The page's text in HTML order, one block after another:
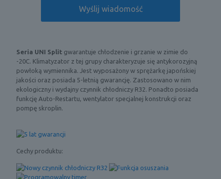
Seria UNI Split gwarantuje chłodzenie i grzanie w zimie do
-20C. Klimatyzator z tej grupy charakteryzuje się antykorozyjną
powłoką wymiennika. Jest wyposażony w sprężarkę japońskiej
jakości oraz posiada 5-letnią gwarancję. Zastosowano w nim
ekologiczny i wydajny czynnik chłodniczy R32. Ponadto posiada
funkcję Auto-Restartu, wentylator specjalnej konstrukcji oraz
pompę skroplin.
Cechy produktu: